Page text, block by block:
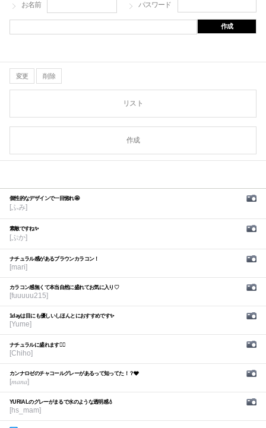
お名前 パスワード
作成
変更 削除
リスト
作成
個性的なデザインで一目惚れ🤩
[ふみ]
素敵ですね✨
[ぷか]
ナチュラル感があるブラウンカラコン！
[mari]
カラコン感無くて本当自然に盛れてお気に入り♡
[fuuuuu215]
1dayは目にも優しいしほんとにおすすめです✨
[Yume]
ナチュラルに盛れます🙆‍♀️
[Chiho]
カンナロゼのチャコールグレーがあるって知ってた！？🩶
[𝑚𝑎𝑛𝑎]
YURIALのグレーがまるで水のような透明感💧
[hs_mam]